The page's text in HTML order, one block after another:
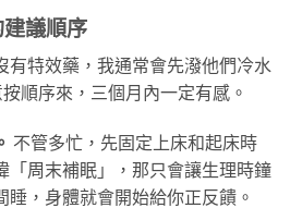
議順序
有特效藥，我通常會先潑他們冷水
順序來，三個月內一定有感。
不管多忙，先固定上床和起床時
「周末補眠」，那只會讓生理時鐘
睡，身體就會開始給你正反饋。